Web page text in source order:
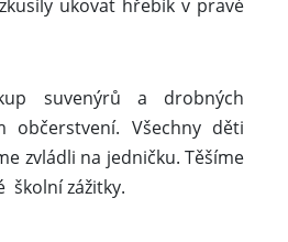
letadla nebo výstava
si děti vyzkoušely na
suvenýrů a drobných
Všechny děti